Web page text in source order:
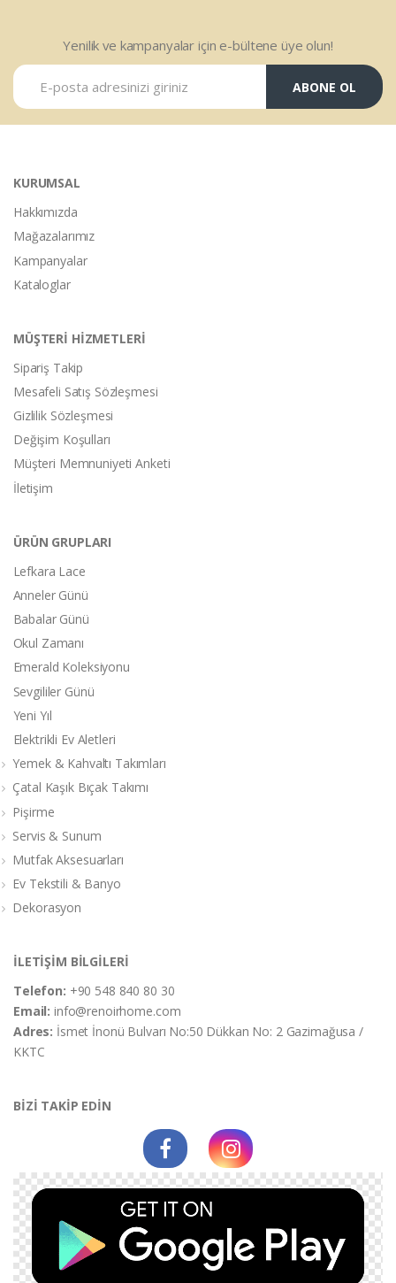
Yenilik ve kampanyalar için e-bültene üye olun!
ABONE OL
KURUMSAL
Hakkımızda
Mağazalarımız
Kampanyalar
Kataloglar
MÜŞTERİ HİZMETLERİ
Sipariş Takip
Mesafeli Satış Sözleşmesi
Gizlilik Sözleşmesi
Değişim Koşulları
Müşteri Memnuniyeti Anketi
İletişim
ÜRÜN GRUPLARI
Lefkara Lace
Anneler Günü
Babalar Günü
Okul Zamanı
Emerald Koleksiyonu
Sevgililer Günü
Yeni Yıl
Elektrikli Ev Aletleri
Yemek & Kahvaltı Takımları
Çatal Kaşık Bıçak Takımı
Pişirme
Servis & Sunum
Mutfak Aksesuarları
Ev Tekstili & Banyo
Dekorasyon
İLETİŞİM BİLGİLERİ
Telefon: +90 548 840 80 30
Email:info@renoirhome.com
Adres: İsmet İnonü Bulvarı No:50 Dükkan No: 2 Gazimağusa /
KKTC
BİZİ TAKİP EDİN